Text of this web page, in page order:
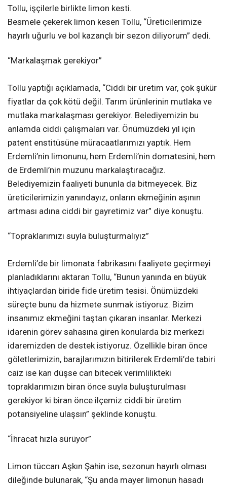
Tollu, işçilerle birlikte limon kesti.
Besmele çekerek limon kesen Tollu, “Üreticilerimize
hayırlı uğurlu ve bol kazançlı bir sezon diliyorum” dedi.
“Markalaşmak gerekiyor”
Tollu yaptığı açıklamada, “Ciddi bir üretim var, çok şükür
fiyatlar da çok kötü değil. Tarım ürünlerinin mutlaka ve
mutlaka markalaşması gerekiyor. Belediyemizin bu
anlamda ciddi çalışmaları var. Önümüzdeki yıl için
patent enstitüsüne müracaatlarımızı yaptık. Hem
Erdemli’nin limonunu, hem Erdemli’nin domatesini, hem
de Erdemli’nin muzunu markalaştıracağız.
Belediyemizin faaliyeti bununla da bitmeyecek. Biz
üreticilerimizin yanındayız, onların ekmeğinin aşının
artması adına ciddi bir gayretimiz var” diye konuştu.
“Topraklarımızı suyla buluşturmalıyız”
Erdemli’de bir limonata fabrikasını faaliyete geçirmeyi
planladıklarını aktaran Tollu, “Bunun yanında en büyük
ihtiyaçlardan biride fide üretim tesisi. Önümüzdeki
süreçte bunu da hizmete sunmak istiyoruz. Bizim
insanımız ekmeğini taştan çıkaran insanlar. Merkezi
idarenin görev sahasına giren konularda biz merkezi
idaremizden de destek istiyoruz. Özellikle biran önce
göletlerimizin, barajlarımızın bitirilerek Erdemli’de tabiri
caiz ise kan düşse can bitecek verimlilikteki
topraklarımızın biran önce suyla buluşturulması
gerekiyor ki biran önce ilçemiz ciddi bir üretim
potansiyeline ulaşsın” şeklinde konuştu.
“İhracat hızla sürüyor”
Limon tüccarı Aşkın Şahin ise, sezonun hayırlı olması
dileğinde bulunarak, “Şu anda mayer limonun hasadı